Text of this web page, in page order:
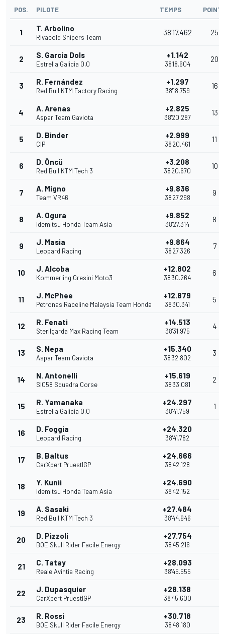
POS. PILOTE TEMPS
1 T. Arbolino
Rivacold Snipers Team
38'17.462 25
2 S. García Dols
Estrella Galicia 0,0
+1.142
38'18.604
20
3 R. Fernández
Red Bull KTM Factory Racing
+1.297
38'18.759
16
4 A. Arenas
Aspar Team Gaviota
+2.825
38'20.287
13
5 D. Binder
CIP
+2.999
38'20.461
11
6 D. Öncü
Red Bull KTM Tech 3
+3.208
38'20.670
10
7 A. Migno
Team VR46
+9.836
38'27.298
9
8 A. Ogura
Idemitsu Honda Team Asia
+9.852
38'27.314
8
9 J. Masia
Leopard Racing
+9.864
38'27.326
7
10 J. Alcoba
Kommerling Gresini Moto3
+12.802
38'30.264
6
11 J. McPhee
Petronas Raceline Malaysia Team Honda
+12.879
38'30.341
5
12 R. Fenati
Sterilgarda Max Racing Team
+14.513
38'31.975
4
13 S. Nepa
Aspar Team Gaviota
+15.340
38'32.802
3
14 N. Antonelli
SIC58 Squadra Corse
+15.619
38'33.081
2
15 R. Yamanaka
Estrella Galicia 0,0
+24.297
38'41.759
1
16 D. Foggia
Leopard Racing
+24.320
38'41.782
17 B. Baltus
CarXpert PruestlGP
+24.666
38'42.128
18 Y. Kunii
Idemitsu Honda Team Asia
+24.690
38'42.152
19 A. Sasaki
Red Bull KTM Tech 3
+27.484
38'44.946
20 D. Pizzoli
BOE Skull Rider Facile Energy
+27.754
38'45.216
21 C. Tatay
Reale Avintia Racing
+28.093
38'45.555
22 J. Dupasquier
CarXpert PruestlGP
+28.138
38'45.600
23 R. Rossi
BOE Skull Rider Facile Energy
+30.718
38'48.180